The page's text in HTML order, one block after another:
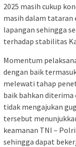
2025 masih cukup
masih dalam tataran
lapangan sehingga
terhadap stabilitas
Momentum
dengan baik
melewati tahap
baik bahkan diterima
tidak mengajukan
tersebut
keamanan TNI –
sehingga dapat